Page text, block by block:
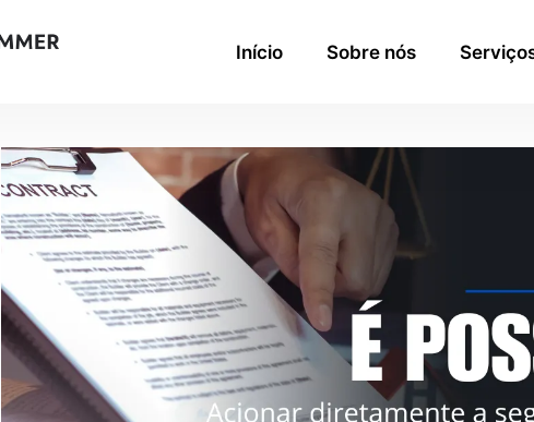
Início Sobre nós